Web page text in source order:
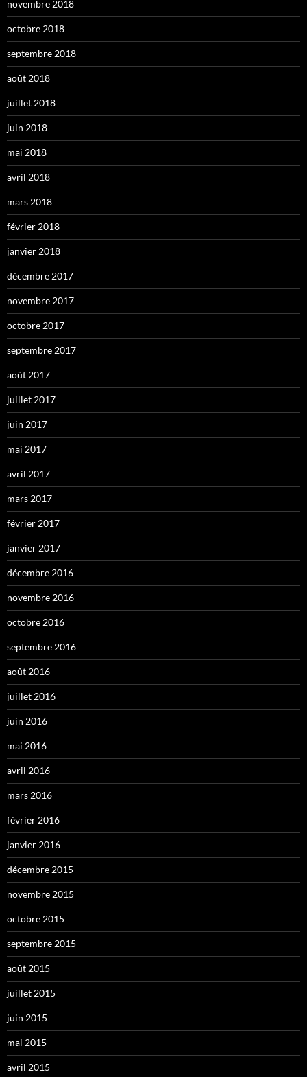
novembre 2018
octobre 2018
septembre 2018
août 2018
juillet 2018
juin 2018
mai 2018
avril 2018
mars 2018
février 2018
janvier 2018
décembre 2017
novembre 2017
octobre 2017
septembre 2017
août 2017
juillet 2017
juin 2017
mai 2017
avril 2017
mars 2017
février 2017
janvier 2017
décembre 2016
novembre 2016
octobre 2016
septembre 2016
août 2016
juillet 2016
juin 2016
mai 2016
avril 2016
mars 2016
février 2016
janvier 2016
décembre 2015
novembre 2015
octobre 2015
septembre 2015
août 2015
juillet 2015
juin 2015
mai 2015
avril 2015